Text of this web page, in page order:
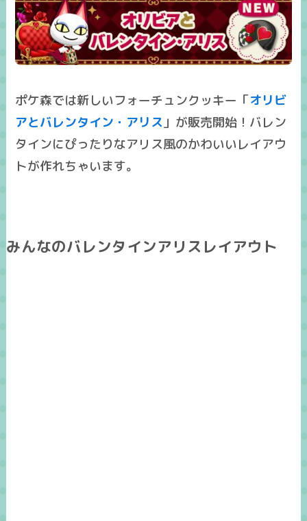
ポケ森では新しいフォーチュンクッキー「オリビ
アとバレンタイン・アリス 」が販売開始！バレン
タインにぴったりなアリス風のかわいいレイアウ
トが作れちゃいます。
みんなのバレンタインアリスレイアウト